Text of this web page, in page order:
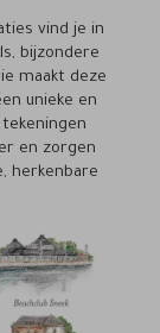
vind je in
bijzondere
maakt deze
unieke en
en zorgen
herkenbare